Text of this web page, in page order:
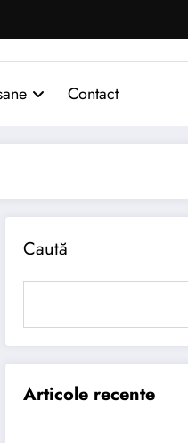
Contact
Caută
Articole recente